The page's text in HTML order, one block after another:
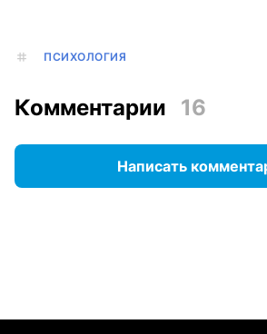
ПСИХОЛОГИЯ
Комментарии 16
Написать